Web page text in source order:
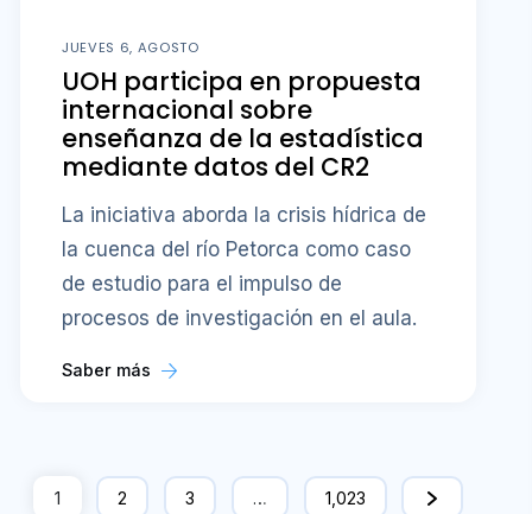
JUEVES 6, AGOSTO
UOH participa en propuesta
internacional sobre
enseñanza de la estadística
mediante datos del CR2
La iniciativa aborda la crisis hídrica de
la cuenca del río Petorca como caso
de estudio para el impulso de
procesos de investigación en el aula.
Saber más
1 2 3 … 1,023